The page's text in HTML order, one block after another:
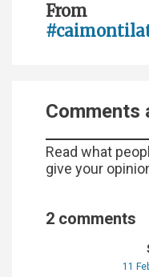
From
Comments
Read what
give your
2 comments
11